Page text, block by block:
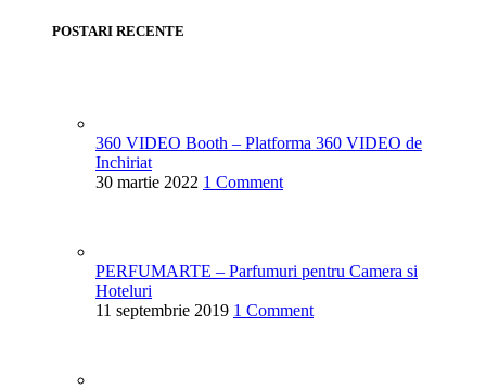
POSTARI RECENTE
360 VIDEO Booth – Platforma 360 VIDEO de
Inchiriat
30 martie 2022 1 Comment
PERFUMARTE – Parfumuri pentru Camera si
Hoteluri
11 septembrie 2019 1 Comment